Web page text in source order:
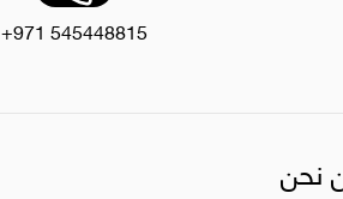
+971 545448815
نحن